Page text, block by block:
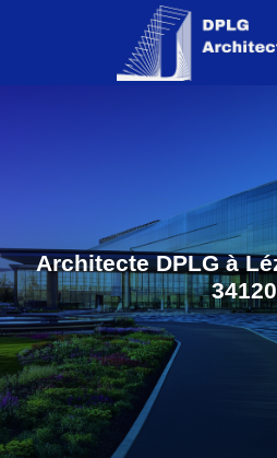
Architecte DPLG à
34120